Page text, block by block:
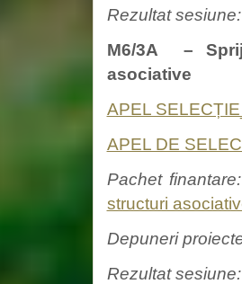
Rezultat
M6/3A –
asociative
APEL
APEL DE
Pachet
structuri
Depuneri
Rezultat